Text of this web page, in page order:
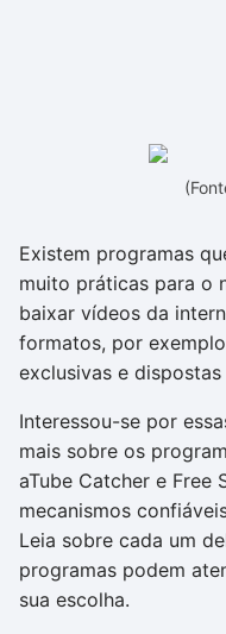
Existem programas
muito práticas para o
baixar vídeos da
formatos, por
exclusivas e
Interessou-se por
mais sobre os
aTube Catcher e Free
mecanismos
Leia sobre cada um
programas podem
sua escolha.